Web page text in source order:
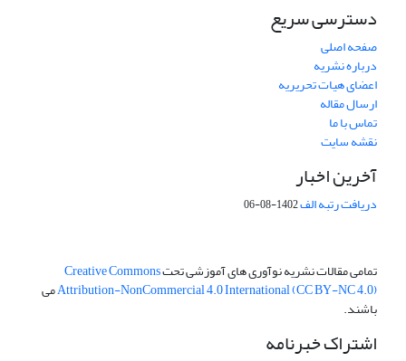
دسترسی سریع
صفحه اصلی
درباره نشریه
اعضای هیات تحریریه
ارسال مقاله
تماس با ما
نقشه سایت
آخرین اخبار
دریافت رتبه الف1402-08-06
تمامی مقالات نشریه نوآوری های آموزشی تحتCreative Commons
Attribution-NonCommercial 4.0 International (CC BY-NC 4.0)می
باشند.
اشتراک خبرنامه